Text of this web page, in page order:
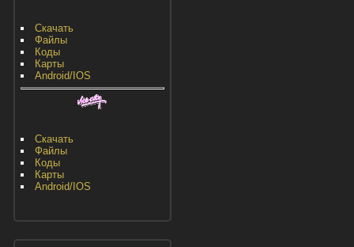
Скачать
Файлы
Коды
Карты
Android/IOS
Скачать
Файлы
Коды
Карты
Android/IOS